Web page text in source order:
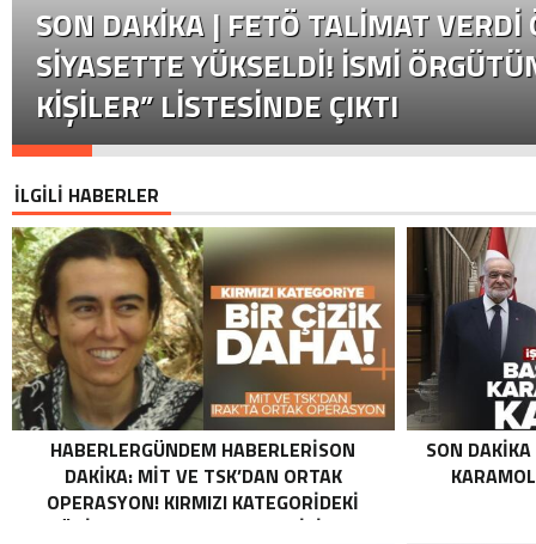
SON DAKİKA | FETÖ TALIMAT VERDI
SIYASETTE YÜKSELDI! İSMI
KIŞILER” LISTESINDE ÇIKTI
İLGİLİ HABERLER
HABERLERGÜNDEM HABERLERISON
DAKIKA: MİT VE TSK’DAN ORTAK
OPERASYON! KIRMIZI KATEGORIDEKI
TERÖRIST NAZLI TAŞPINAR ETKISIZ HALE
SON